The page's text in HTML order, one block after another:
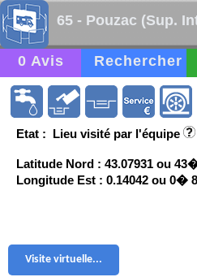
65 - Pouzac (Sup.
0 Avis Rechercher
Etat : Lieu visité par l'équipe
Latitude Nord : 43.07931 ou
Longitude Est : 0.14042 ou 0�
Visite virtuelle...